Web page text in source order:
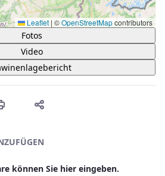
Leaflet | ©OpenStreetMapcontributors
Fotos
Video
Bewertung ist 0 von 5
können Sie hier eingeben.